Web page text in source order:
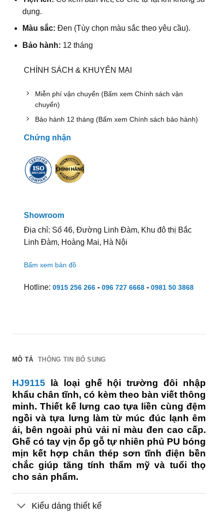
dụng.
Màu sắc: Đen (Tùy chọn màu sắc theo yêu cầu).
Bảo hành: 12 tháng
CHÍNH SÁCH & KHUYẾN MẠI
Miễn phí vận chuyển (Bấm xem Chính sách vận
chuyển)
Bảo hành 12 tháng (Bấm xem Chính sách bảo hành)
Chứng nhận
Showroom
Địa chỉ: Số 46, Đường Linh Đàm, Khu đô thị Bắc
Linh Đàm, Hoàng Mai, Hà Nội
Bấm xem bản đồ
Hotline: 0915 256 266- 096 727 6668- 0981 50 3868
MÔ TẢ THÔNG TIN BỔ SUNG
HJ9115 là loại ghế hội trường đôi nhập
khẩu chân tĩnh, có kèm theo bàn viết thông
minh. Thiết kế lưng cao tựa liền cùng đệm
ngồi và tựa lưng làm từ múc đúc lạnh êm
ái, bên ngoài phủ vải nỉ màu đen cao cấp.
Ghế có tay vịn ốp gỗ tự nhiên phủ PU bóng
mịn kết hợp chân thép sơn tĩnh điện bền
chắc giúp tăng tính thẩm mỹ và tuổi thọ
cho sản phẩm.
Kiểu dáng thiết kế